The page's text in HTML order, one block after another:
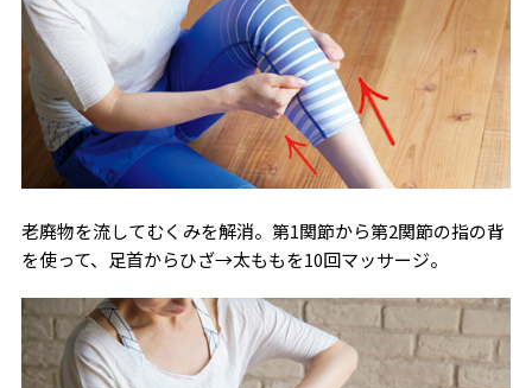
老廃物を流してむくみを解消。第1関節から第2関節の指の背
を使って、足首からひざ→太ももを10回マッサージ。